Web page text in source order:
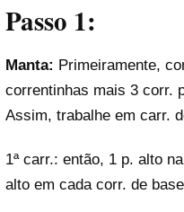
Passo 1:
Manta: Primeiramente,
correntinhas mais 3 corr.
Assim, trabalhe em carr.
1ª carr.: então, 1 p. alto
alto em cada corr. de